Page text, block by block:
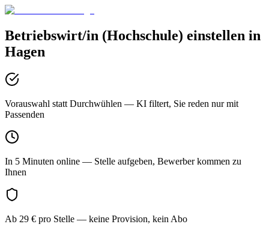
Betriebswirt/in (Hochschule) einstellen in
Hagen
Vorauswahl statt Durchwühlen — KI filtert, Sie reden nur mit
Passenden
In 5 Minuten online — Stelle aufgeben, Bewerber kommen zu
Ihnen
Ab 29 € pro Stelle — keine Provision, kein Abo